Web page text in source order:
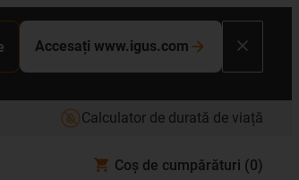
Accesați www.igus.com
Calculator de durată de viață
Coș de cumpărături (0)